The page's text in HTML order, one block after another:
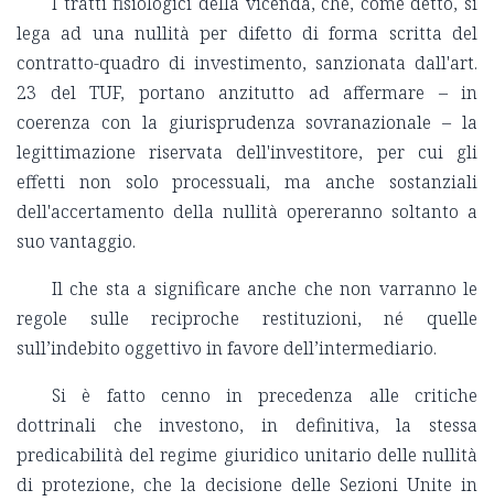
lega ad una nullità per difetto di forma scritta del
contratto-quadro di investimento, sanzionata dall'art.
23 del TUF, portano anzitutto ad affermare – in
coerenza con la giurisprudenza sovranazionale – la
legittimazione riservata dell'investitore, per cui gli
effetti non solo processuali, ma anche sostanziali
dell'accertamento della nullità opereranno soltanto a
suo vantaggio.
Il che sta a significare anche che non varranno le
regole sulle reciproche restituzioni, né quelle
sull’indebito oggettivo in favore dell’intermediario.
Si è fatto cenno in precedenza alle critiche
dottrinali che investono, in definitiva, la stessa
predicabilità del regime giuridico unitario delle nullità
di protezione, che la decisione delle Sezioni Unite in